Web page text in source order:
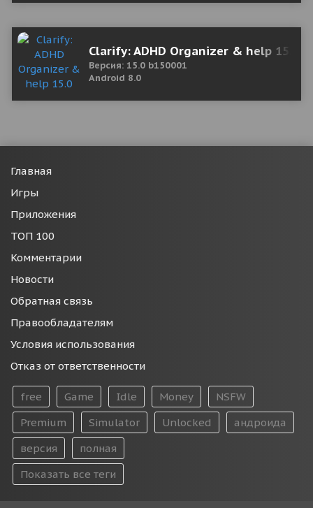
Clarify: ADHD Organizer & help 15.0
Версия: 15.0 b150001
Android 8.0
Главная
Игры
Приложения
ТОП 100
Комментарии
Новости
Обратная связь
Правообладателям
Условия использования
Отказ от ответственности
free Game Idle Money
NSFW
Premium
Simulator Unlocked
андроида
версия
полная
Показать все теги